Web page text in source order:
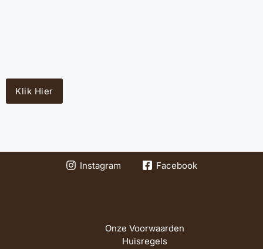
Klik Hier
Instagram Facebook
Onze Voorwaarden
Huisregels